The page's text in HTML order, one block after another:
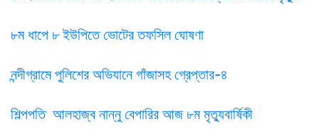
৮ম ধাপে ৮ ইউপিতে ভোটের তফসিল ঘোষণা
নন্দীগ্রামে পুলিশের অভিযানে গাঁজাসহ গ্রেপ্তার-৪
শিল্পপতি আলহাজ্ব নান্নু বেপারির আজ ৮ম মৃত্যুবার্ষিকী